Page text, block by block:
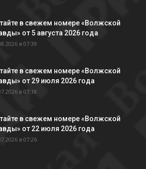
в свежем номере «Волжской
от 5 августа 2026 года
в 07:39
в свежем номере «Волжской
от 29 июля 2026 года
в 07:18
в свежем номере «Волжской
от 22 июля 2026 года
в 07:26